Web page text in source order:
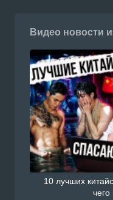
Видео новости
10 лучших
чего